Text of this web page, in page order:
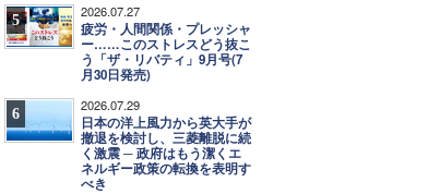
5 2026.07.27
疲労・人間関係・プレッシャ
ー……このストレスどう抜こ
う「ザ・リバティ」9月号(7
月30日発売)
6 2026.07.29
日本の洋上風力から英大手が
撤退を検討し、三菱離脱に続
く激震 ─ 政府はもう潔くエ
ネルギー政策の転換を表明す
べき